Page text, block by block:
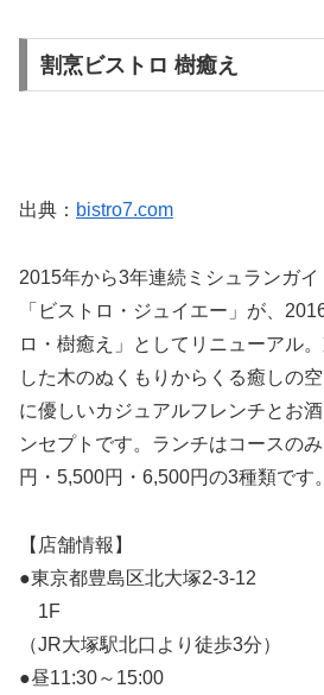
割烹ビストロ 樹癒え
出典： bistro7.com
2015年から3年連続ミシュランガ
「ビストロ・ジュイエー」が、
ロ・樹癒え」としてリニューアル
した木のぬくもりからくる癒しの
に優しいカジュアルフレンチとお
ンセプトです。ランチはコースの
円・5,500円・6,500円の3種類です。
【店舗情報】
●東京都豊島区北大塚2-3-12
1F
（JR大塚駅北口より徒歩3分）
●昼11:30～15:00